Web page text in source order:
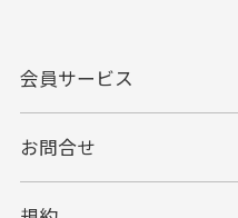
代金引換
代引手数料一律400円
会員サービス
お問合せ